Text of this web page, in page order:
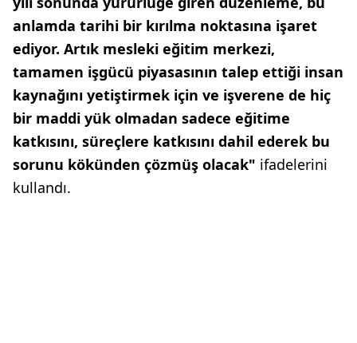
anlamda tarihi bir kırılma noktasına işaret
ediyor. Artık mesleki eğitim merkezi,
tamamen işgücü piyasasının talep ettiği insan
kaynağını yetiştirmek için ve işverene de hiç
bir maddi yük olmadan sadece eğitime
katkısını, süreçlere katkısını dahil ederek bu
sorunu kökünden çözmüş olacak" ifadelerini
kullandı.